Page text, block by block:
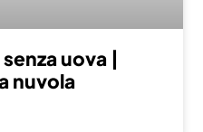
uova |
nuvola